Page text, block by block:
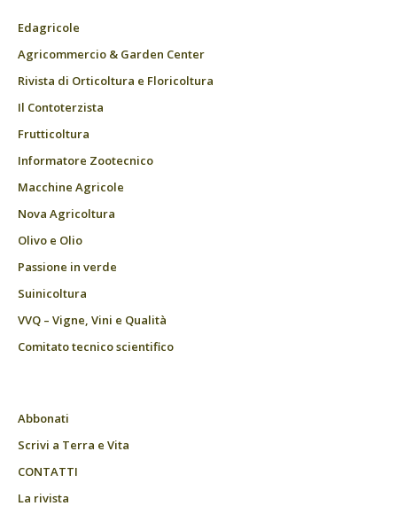
Edagricole
Agricommercio & Garden Center
Rivista di Orticoltura e Floricoltura
Il Contoterzista
Frutticoltura
Informatore Zootecnico
Macchine Agricole
Nova Agricoltura
Olivo e Olio
Passione in verde
Suinicoltura
VVQ – Vigne, Vini e Qualità
Comitato tecnico scientifico
Abbonati
Scrivi a Terra e Vita
CONTATTI
La rivista